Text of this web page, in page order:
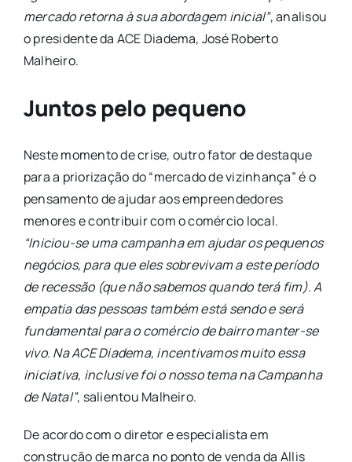
mercado retorna à sua abordagem inicial”, analisou
o presidente da ACE Diadema, José Roberto
Malheiro.
Juntos pelo pequeno
Neste momento de crise, outro fator de destaque
para a priorização do “mercado de vizinhança” é o
pensamento de ajudar aos empreendedores
menores e contribuir com o comércio local.
“Iniciou-se uma campanha em ajudar os pequenos
negócios, para que eles sobrevivam a este período
de recessão (que não sabemos quando terá fim). A
empatia das pessoas também está sendo e será
fundamental para o comércio de bairro manter-se
vivo. Na ACE Diadema, incentivamos muito essa
iniciativa, inclusive foi o nosso tema na Campanha
de Natal”, salientou Malheiro.
De acordo com o diretor e especialista em
construção de marca no ponto de venda da Allis